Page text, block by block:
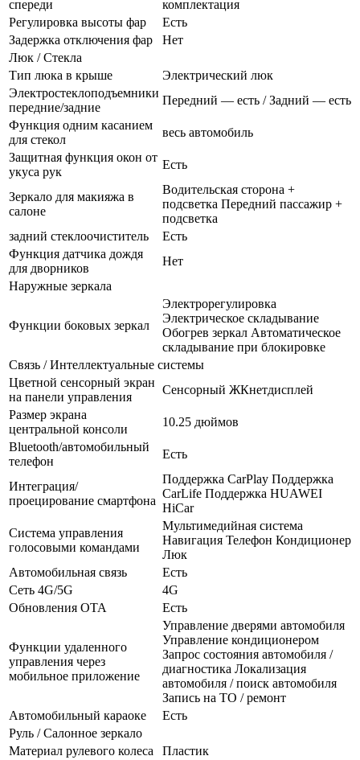
спереди
комплектация
Регулировка высоты фар
Есть
Задержка отключения фар
Нет
Люк / Стекла
Тип люка в крыше
Электрический люк
Электростеклоподъемники
передние/задние
Передний — есть / Задний — есть
Функция одним касанием
для стекол
весь автомобиль
Защитная функция окон от
укуса рук
Есть
Зеркало для макияжа в
салоне
Водительская сторона +
подсветка Передний пассажир +
подсветка
задний стеклоочиститель
Есть
Функция датчика дождя
для дворников
Нет
Наружные зеркала
Функции боковых зеркал
Электрорегулировка
Электрическое складывание
Обогрев зеркал Автоматическое
складывание при блокировке
Связь / Интеллектуальные системы
Цветной сенсорный экран
на панели управления
Сенсорный ЖКнетдисплей
Размер экрана
центральной консоли
10.25 дюймов
Bluetooth/автомобильный
телефон
Есть
Интеграция/
проецирование смартфона
Поддержка CarPlay Поддержка
CarLife Поддержка HUAWEI
HiCar
Система управления
голосовыми командами
Мультимедийная система
Навигация Телефон Кондиционер
Люк
Автомобильная связь
Есть
Сеть 4G/5G
4G
Обновления OTA
Есть
Функции удаленного
управления через
мобильное приложение
Управление дверями автомобиля
Управление кондиционером
Запрос состояния автомобиля /
диагностика Локализация
автомобиля / поиск автомобиля
Запись на ТО / ремонт
Автомобильный караоке
Есть
Руль / Салонное зеркало
Материал рулевого колеса
Пластик